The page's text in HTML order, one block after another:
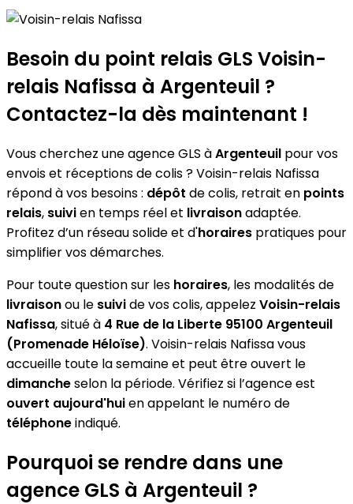
Voisin-relais Nafissa
+
−
Besoin du point relais GLS Voisin-
relais Nafissa à Argenteuil ?
Contactez-la dès maintenant !
Vous cherchez une agence GLS àArgenteuil pour vos
envois et réceptions de colis ? Voisin-relais Nafissa
répond à vos besoins : dépôt de colis, retrait en points
relais, suivien temps réel et livraisonadaptée.
Profitez d’un réseau solide et d'horaires pratiques pour
simplifier vos démarches.
Pour toute question sur les horaires, les modalités de
livraisonou le suivide vos colis, appelez Voisin-relais
Nafissa, situé à 4 Rue de la Liberte 95100 Argenteuil
(Promenade Héloïse). Voisin-relais Nafissa vous
accueille toute la semaine et peut être ouvert le
dimancheselon la période. Vérifiez si l’agence est
ouvert aujourd'huien appelant le numéro de
téléphoneindiqué.
Pourquoi se rendre dans une
agence GLS à Argenteuil ?